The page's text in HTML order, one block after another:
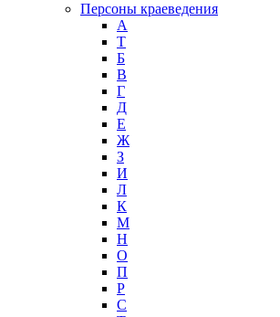
Персоны краеведения
А
T
Б
В
Г
Д
Е
Ж
З
И
Л
К
М
Н
О
П
Р
С